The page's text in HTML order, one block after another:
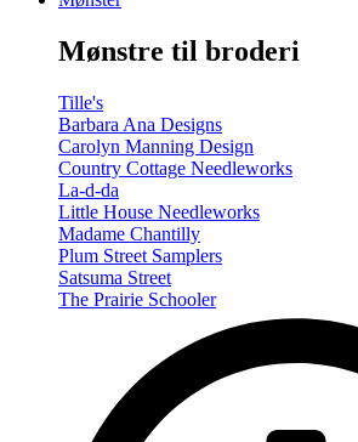
(Volume
Mønstre til broderi
Tille's
Barbara Ana Designs
Carolyn Manning Design
Country Cottage Needleworks
La-d-da
Little House Needleworks
Madame Chantilly
Plum Street Samplers
Satsuma Street
The Prairie Schooler